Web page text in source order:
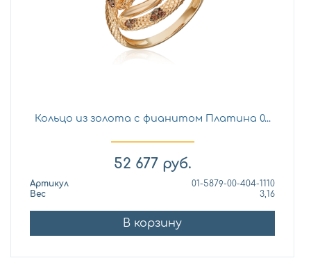
Кольцо из золота с фианитом Платина 0...
52 677 руб.
Артикул
01-5879-00-404-1110
Вес
3,16
В корзину